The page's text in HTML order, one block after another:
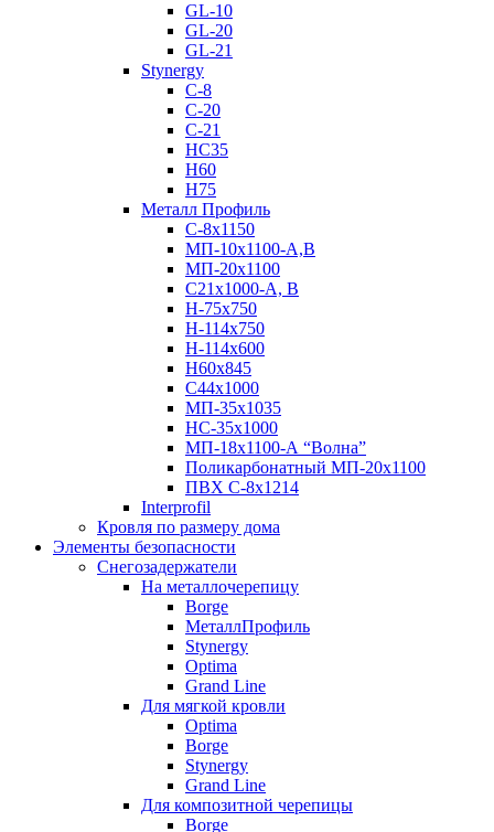
GL-10
GL-20
GL-21
Stynergy
C-8
C-20
C-21
НС35
Н60
H75
Металл Профиль
С-8х1150
МП-10x1100-А,В
МП-20х1100
С21х1000-А, В
H-75х750
Н-114х750
Н-114х600
Н60х845
С44х1000
МП-35х1035
НС-35х1000
МП-18х1100-А “Волна”
Поликарбонатный МП-20х1100
ПВХ С-8х1214
Interprofil
Кровля по размеру дома
Элементы безопасности
Снегозадержатели
На металлочерепицу
Borge
МеталлПрофиль
Stynergy
Optima
Grand Line
Для мягкой кровли
Optima
Borge
Stynergy
Grand Line
Для композитной черепицы
Borge